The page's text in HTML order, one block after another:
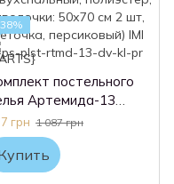
постельного
Артемида-13
наволочки:
см 2 шт, клеточка,
IMI
грн 1 087 грн